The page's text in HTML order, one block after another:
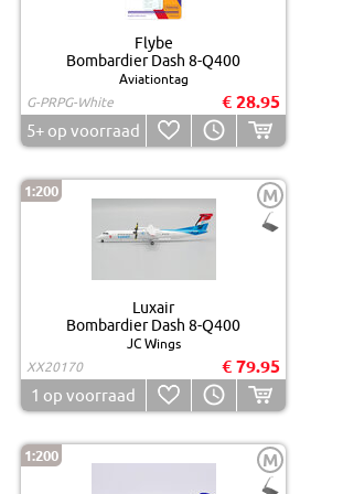
Flybe
Bombardier Dash 8-Q400
Aviationtag
G-PRPG-White
€ 28.95
5+ op voorraad
1:200 M
Luxair
Bombardier Dash 8-Q400
JC Wings
XX20170
€ 79.95
1 op voorraad
1:200 M